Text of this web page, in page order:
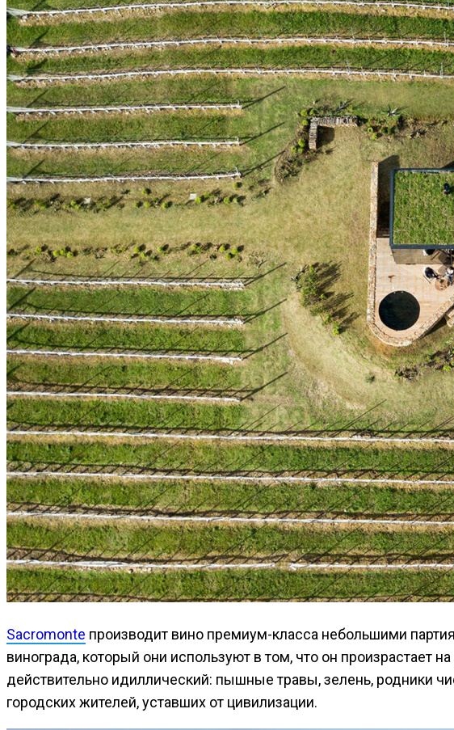
Sacromonte производит вино премиум-класса небольшими
винограда, который они используют в том, что он
действительно идиллический: пышные травы, зелень, родники
городских жителей, уставших от цивилизации.